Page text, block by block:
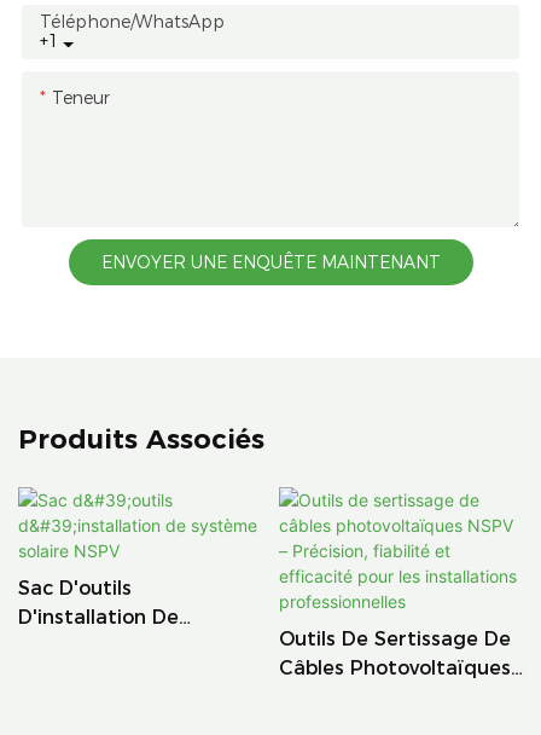
+1
Téléphone/WhatsApp
Teneur
ENVOYER UNE ENQUÊTE MAINTENANT
Produits Associés
Sac D'outils
D'installation De
Outils De Sertissage De
Câbles Photovoltaïques